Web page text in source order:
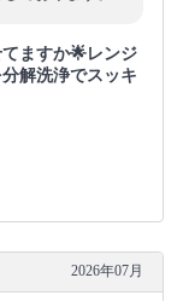
ますか🌟レンジ
解洗浄でスッキ
2026年07月